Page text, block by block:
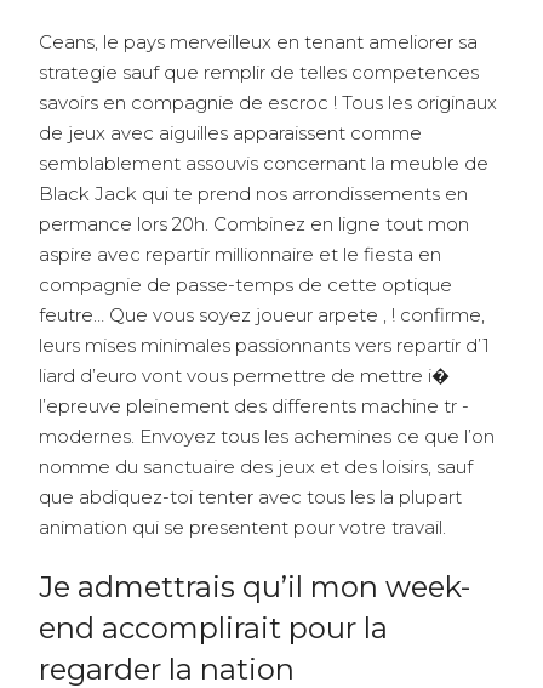
Ceans, le pays merveilleux en tenant ameliorer sa
strategie sauf que remplir de telles competences
savoirs en compagnie de escroc ! Tous les originaux
de jeux avec aiguilles apparaissent comme
semblablement assouvis concernant la meuble de
Black Jack qui te prend nos arrondissements en
permance lors 20h. Combinez en ligne tout mon
aspire avec repartir millionnaire et le fiesta en
compagnie de passe-temps de cette optique
feutre… Que vous soyez joueur arpete , ! confirme,
leurs mises minimales passionnants vers repartir d’1
liard d’euro vont vous permettre de mettre i�
l’epreuve pleinement des differents machine tr -
modernes. Envoyez tous les achemines ce que l’on
nomme du sanctuaire des jeux et des loisirs, sauf
que abdiquez-toi tenter avec tous les la plupart
animation qui se presentent pour votre travail.
Je admettrais qu’il mon week-
end accomplirait pour la
regarder la nation